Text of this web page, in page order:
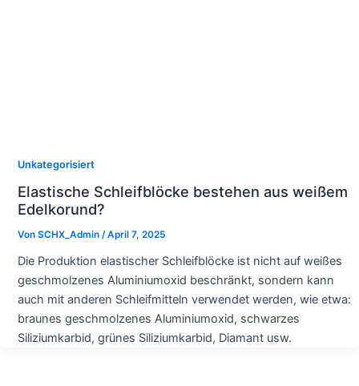
Unkategorisiert
Elastische Schleifblöcke bestehen aus weißem
Edelkorund?
Von SCHX_Admin /April 7, 2025
Die Produktion elastischer Schleifblöcke ist nicht auf weißes
geschmolzenes Aluminiumoxid beschränkt, sondern kann
auch mit anderen Schleifmitteln verwendet werden, wie etwa:
braunes geschmolzenes Aluminiumoxid, schwarzes
Siliziumkarbid, grünes Siliziumkarbid, Diamant usw.